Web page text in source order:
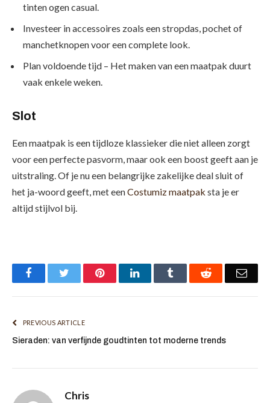
tinten ogen casual.
Investeer in accessoires zoals een stropdas, pochet of
manchetknopen voor een complete look.
Plan voldoende tijd – Het maken van een maatpak duurt
vaak enkele weken.
Slot
Een maatpak is een tijdloze klassieker die niet alleen zorgt
voor een perfecte pasvorm, maar ook een boost geeft aan je
uitstraling. Of je nu een belangrijke zakelijke deal sluit of
het ja-woord geeft, met eenCostumiz maatpak sta je er
altijd stijlvol bij.
FacebookTwitter PinterestLinkedIn Tumblr Reddit
PREVIOUS ARTICLE
Sieraden: van verfijnde goudtinten tot moderne trends
Chris